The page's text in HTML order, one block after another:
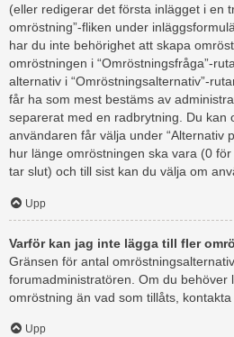
(eller redigerar det första inlägget i en
omröstning”-fliken under
har du inte behörighet att skapa
omröstningen i “Omröstningsfråga”-
alternativ i “Omröstningsalternativ”-
får ha som mest bestäms av
separerat med en radbrytning. Du kan
användaren får välja under “Alternativ
hur länge omröstningen ska vara (0
tar slut) och till sist kan du välja om
Upp
Varför kan jag inte lägga till fler
Gränsen för antal
forumadministratören. Om du behöver
omröstning än vad som tillåts,
Upp